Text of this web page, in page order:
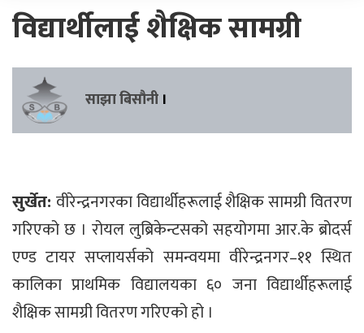
विद्यार्थीलाई शैक्षिक सामग्री
साझा बिसौनी ।
सुर्खेत: वीरेन्द्रनगरका विद्यार्थीहरूलाई शैक्षिक सामग्री वितरण
गरिएको छ । रोयल लुब्रिकेन्टसको सहयोगमा आर.के ब्रोदर्स
एण्ड टायर सप्लायर्सको समन्वयमा वीरेन्द्रनगर–११ स्थित
कालिका प्राथमिक विद्यालयका ६० जना विद्यार्थीहरूलाई
शैक्षिक सामग्री वितरण गरिएको हो ।